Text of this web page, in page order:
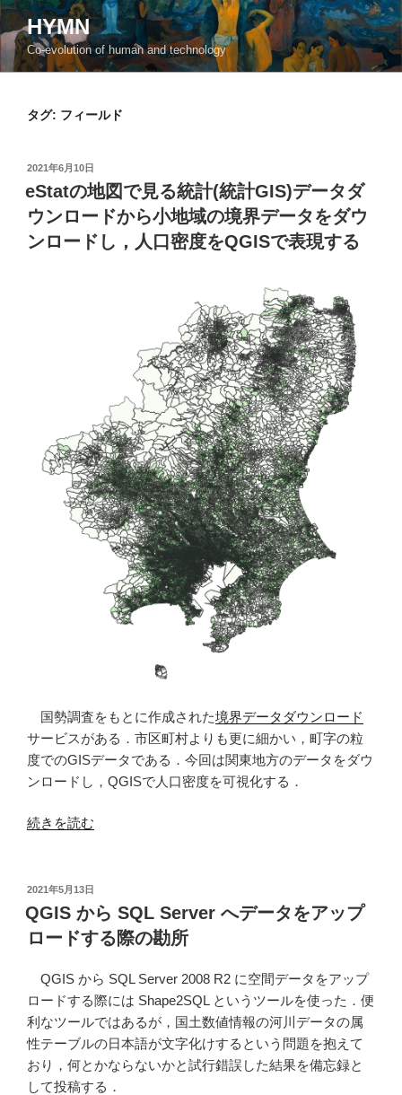
コ
ン
テ
ン
HYMN
Co-evolution of human and technology
タグ: フィールド
投
日:
2021年6月10日
eStatの地図で見る統計(統計GIS)データダ
ウンロードから小地域の境界データをダウ
ンロードし，人口密度をQGISで表現する
国勢調査をもとに作成された境界データダウンロード
サービスがある．市区町村よりも更に細かい，町字の粒
度でのGISデータである．今回は関東地方のデータをダウ
ンロードし，QGISで人口密度を可視化する．
“eStat
図
で
見
計
(統
計
GIS)
デ
続きを読む
投
稿
日:
2021年5月13日
QGIS から SQL Server へデータをアップ
ロードする際の勘所
QGIS から SQL Server 2008 R2 に空間データをアップ
ロードする際には Shape2SQL というツールを使った．便
利なツールではあるが，国土数値情報の河川データの属
性テーブルの日本語が文字化けするという問題を抱えて
おり，何とかならないかと試行錯誤した結果を備忘録と
して投稿する．